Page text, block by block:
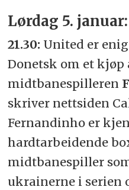
Lørdag 5. januar:
21.30: United er
Donetsk om et kjøp
midtbanespilleren
skriver nettsiden
Fernandinho er
hardtarbeidende
midtbanespiller
ukrainerne i serien